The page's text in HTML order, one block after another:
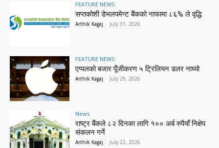
FEATURE NEWS
सप्तकोशी डेभलपमेन्ट बैंकको नाफामा ८६% ले वृद्धि
Arthik Kagaj - July 31, 2026
FEATURE NEWS
एप्पलको बजार पूँजीकरण ५ ट्रिलियन डलर नाघ्यो
Arthik Kagaj - July 29, 2026
News
राष्ट्र बैंकले ८२ दिनका लागि १०० अर्ब रुपैयाँ निक्षेप
संकलन गर्ने
Arthik Kagaj - July 22, 2026